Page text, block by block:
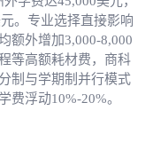
。专业选择直接影响
额外增加3,000-8,000
等高额耗材费，商科
制与学期制并行模式
费浮动10%-20%。